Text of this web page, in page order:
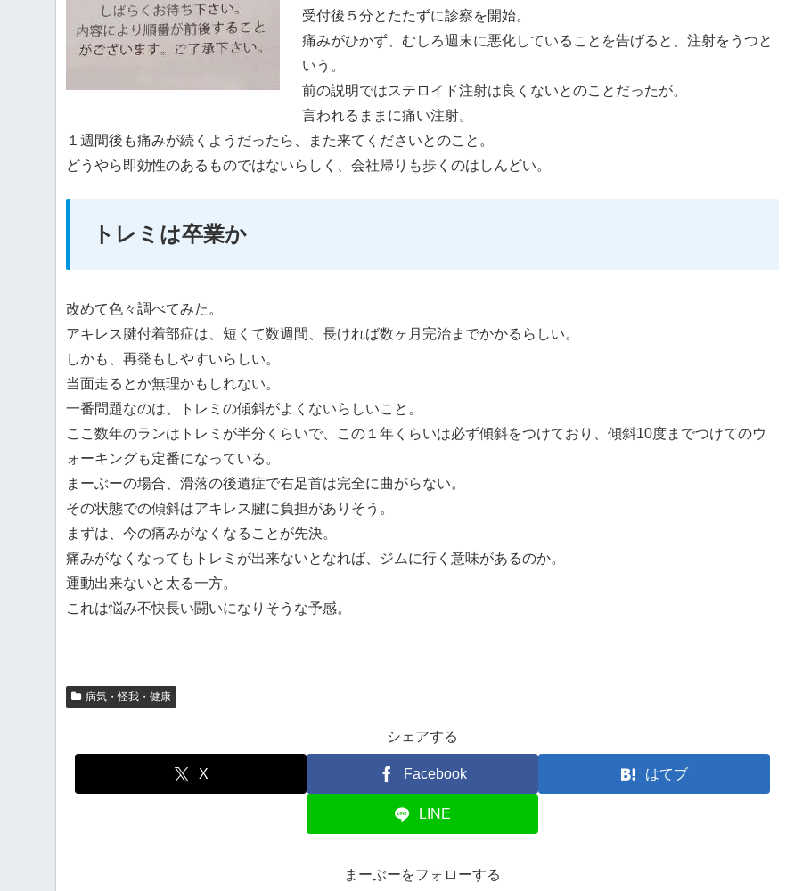
受付後５分とたたずに診察を開始。
痛みがひかず、むしろ週末に悪化していることを告げると、注射をうつと
いう。
前の説明ではステロイド注射は良くないとのことだったが。
言われるままに痛い注射。
１週間後も痛みが続くようだったら、また来てくださいとのこと。
どうやら即効性のあるものではないらしく、会社帰りも歩くのはしんどい。
トレミは卒業か
改めて色々調べてみた。
アキレス腱付着部症は、短くて数週間、長ければ数ヶ月完治までかかるらしい。
しかも、再発もしやすいらしい。
当面走るとか無理かもしれない。
一番問題なのは、トレミの傾斜がよくないらしいこと。
ここ数年のランはトレミが半分くらいで、この１年くらいは必ず傾斜をつけており、傾斜10度までつけてのウ
ォーキングも定番になっている。
まーぶーの場合、滑落の後遺症で右足首は完全に曲がらない。
その状態での傾斜はアキレス腱に負担がありそう。
まずは、今の痛みがなくなることが先決。
痛みがなくなってもトレミが出来ないとなれば、ジムに行く意味があるのか。
運動出来ないと太る一方。
これは悩み不快長い闘いになりそうな予感。
病気・怪我・健康
シェアする
X Facebook はてブ
LINE
まーぶーをフォローする